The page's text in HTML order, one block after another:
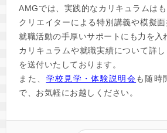
AMGでは、実践的なカリキュラムは
クリエイターによる特別講義や模擬
就職活動の手厚いサポートにも力を入
カリキュラムや就職実績について詳し
を送付いたしております。
また、 学校見学・体験説明会も随時
で、お気軽にお越しください。